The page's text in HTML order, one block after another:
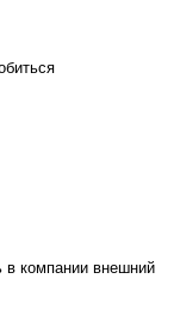
в компании внешний